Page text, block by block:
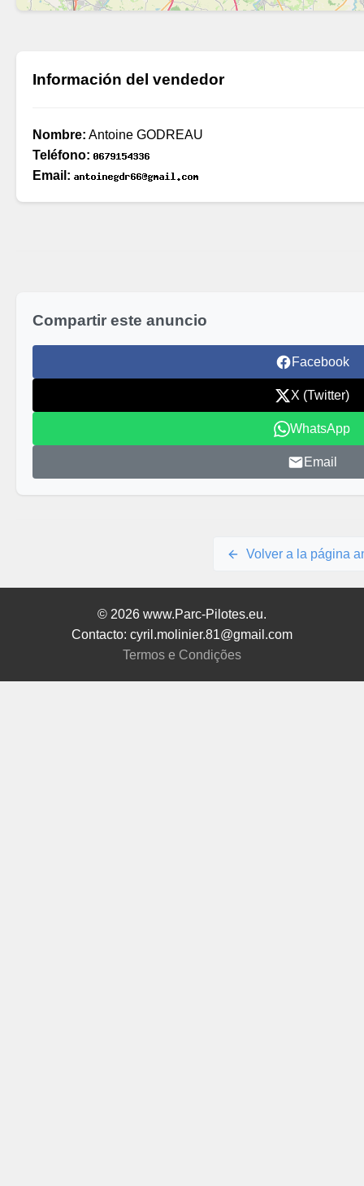
Información del vendedor
Nombre: Antoine GODREAU
Teléfono:
Email:
Compartir este anuncio
Facebook
X (Twitter)
WhatsApp
Email
Volver a la página
© 2026 www.Parc-Pilotes.eu.
Contacto: cyril.molinier.81@gmail.com
Termos e Condições